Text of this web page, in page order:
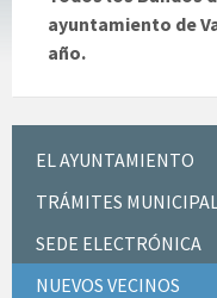
ayuntamiento de
año.
EL AYUNTAMIENTO
TRÁMITES
SEDE ELECTRÓNICA
NUEVOS VECINOS